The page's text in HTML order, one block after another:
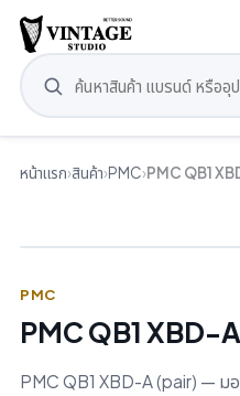
หน้าแรก›สินค้า›PMC›PMC QB1
PMC
PMC QB1 XBD-
PMC QB1 XBD-A (pair) — มอ